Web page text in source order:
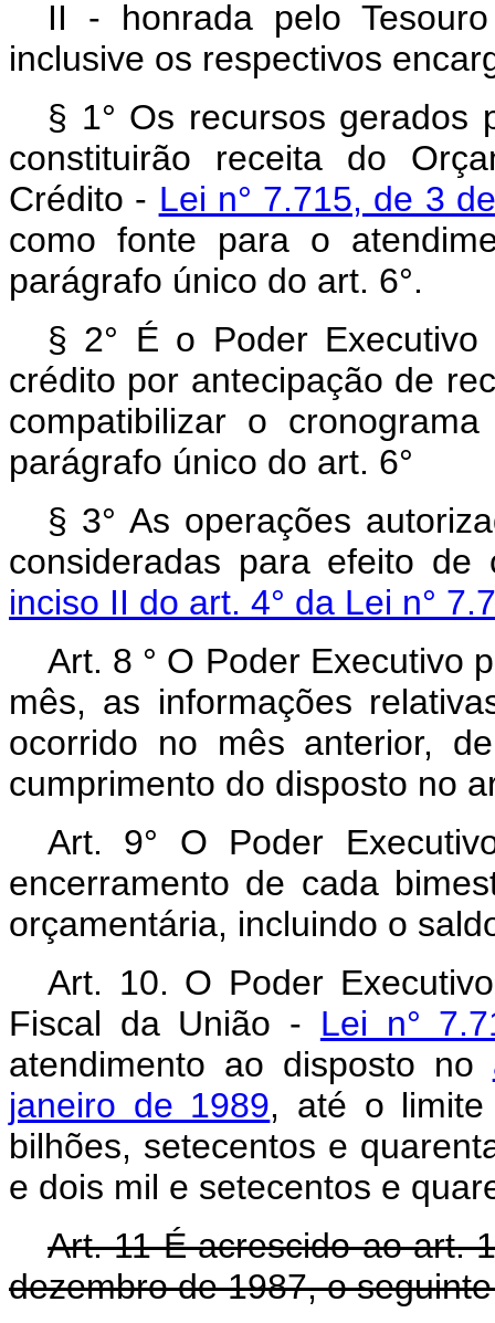
II - honrada pelo
inclusive os respectivos
§ 1° Os recursos gerados
constituirão receita do
Crédito - Lei n° 7.715, de 3
como fonte para o
parágrafo único do art. 6°.
§ 2° É o Poder
crédito por antecipação de
compatibilizar o
parágrafo único do art. 6°
§ 3° As operações
consideradas para efeito
inciso II do art. 4° da Lei n°
Art. 8 ° O Poder Executivo
mês, as informações
ocorrido no mês anterior,
cumprimento do disposto no
Art. 9° O Poder
encerramento de cada
orçamentária, incluindo o
Art. 10. O Poder
Fiscal da União - Lei n°
atendimento ao disposto no
janeiro de 1989, até o limite
bilhões, setecentos e
e dois mil e setecentos e
Art. 11 É acrescido ao art.
dezembro de 1987, o